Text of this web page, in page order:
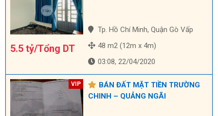
5.5 tỷ/Tổng DT
Tp. Hồ Chí Minh, Quận Gò Vấp
48 m2 (12m x 4m)
03:08, 22/04/2020
BÁN ĐẤT MẶT TIỀN TRƯỜNG
CHINH – QUẢNG NGÃI